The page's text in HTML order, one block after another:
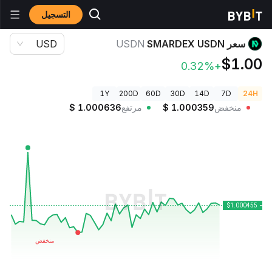
التسجيل أسعار العملات الرقمية
سعر SMARDEX USDN USDN
$1.00
+0.32%
USD
24H
7D
14D
30D
60D
200D
1Y
منخفض $ 1.000359 مرتفع $ 1.000636